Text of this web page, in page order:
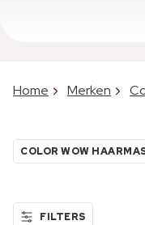
Home Merken
COLOR WOW
FILTERS